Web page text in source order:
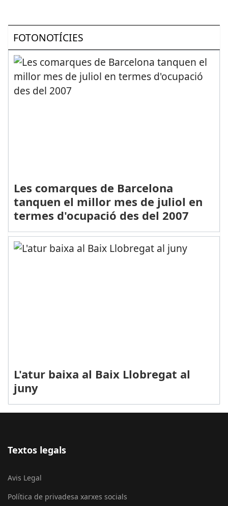
FOTONOTÍCIES
Les comarques de Barcelona
tanquen el millor mes de juliol en
termes d'ocupació des del 2007
L'atur baixa al Baix Llobregat al
juny
Textos legals
Avis Legal
Política de privadesa xarxes socials